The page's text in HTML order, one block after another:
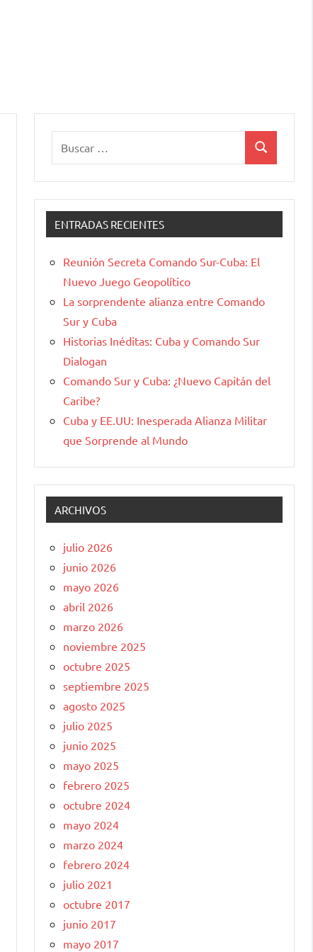
Buscar
ENTRADAS RECIENTES
Reunión Secreta Comando Sur-Cuba: El
Nuevo Juego Geopolítico
La sorprendente alianza entre Comando
Sur y Cuba
Historias Inéditas: Cuba y Comando Sur
Dialogan
Comando Sur y Cuba: ¿Nuevo Capitán del
Caribe?
Cuba y EE.UU: Inesperada Alianza Militar
que Sorprende al Mundo
ARCHIVOS
julio 2026
junio 2026
mayo 2026
abril 2026
marzo 2026
noviembre 2025
octubre 2025
septiembre 2025
agosto 2025
julio 2025
junio 2025
mayo 2025
febrero 2025
octubre 2024
mayo 2024
marzo 2024
febrero 2024
julio 2021
octubre 2017
junio 2017
mayo 2017